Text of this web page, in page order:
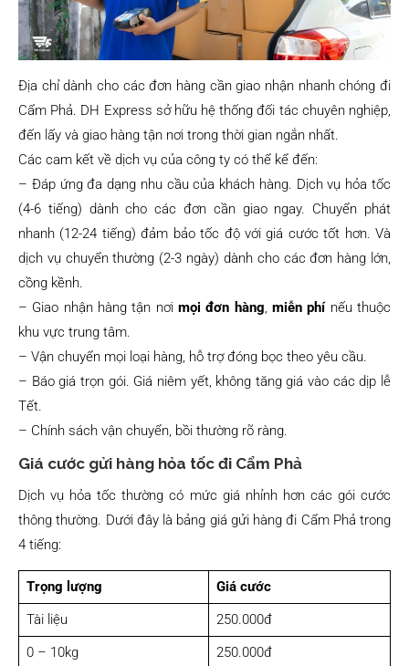
Địa chỉ dành cho các đơn hàng cần giao nhận nhanh chóng đi
Cẩm Phả. DH Express sở hữu hệ thống đối tác chuyên nghiệp,
đến lấy và giao hàng tận nơi trong thời gian ngắn nhất.
Các cam kết về dịch vụ của công ty có thể kể đến:
– Đáp ứng đa dạng nhu cầu của khách hàng. Dịch vụ hỏa tốc
(4-6 tiếng) dành cho các đơn cần giao ngay. Chuyển phát
nhanh (12-24 tiếng) đảm bảo tốc độ với giá cước tốt hơn. Và
dịch vụ chuyển thường (2-3 ngày) dành cho các đơn hàng lớn,
cồng kềnh.
– Giao nhận hàng tận nơi mọi đơn hàng,miễn phínếu thuộc
khu vực trung tâm.
– Vận chuyển mọi loại hàng, hỗ trợ đóng bọc theo yêu cầu.
– Báo giá trọn gói. Giá niêm yết, không tăng giá vào các dịp lễ
Tết.
– Chính sách vận chuyển, bồi thường rõ ràng.
Giá cước gửi hàng hỏa tốc đi Cẩm Phả
Dịch vụ hỏa tốc thường có mức giá nhỉnh hơn các gói cước
thông thường. Dưới đây là bảng giá gửi hàng đi Cẩm Phả trong
4 tiếng:
Trọng lượng
Giá cước
Tài liệu
250.000đ
0 – 10kg
250.000đ